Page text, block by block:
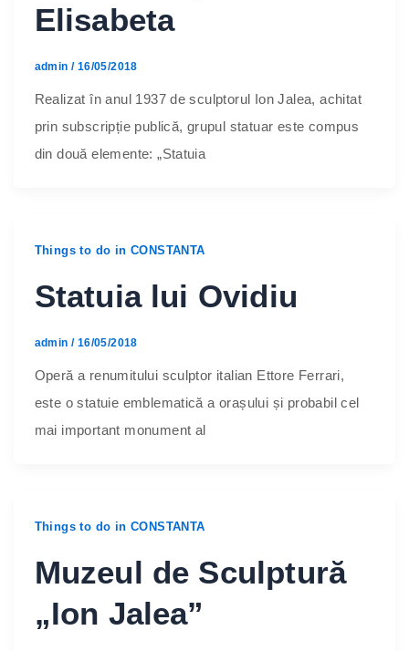
Elisabeta
admin / 16/05/2018
Realizat în anul 1937 de sculptorul Ion Jalea, achitat
prin subscripție publică, grupul statuar este compus
din două elemente: „Statuia
Things to do in CONSTANTA
Statuia lui Ovidiu
admin / 16/05/2018
Operă a renumitului sculptor italian Ettore Ferrari,
este o statuie emblematică a orașului și probabil cel
mai important monument al
Things to do in CONSTANTA
Muzeul de Sculptură
„Ion Jalea”